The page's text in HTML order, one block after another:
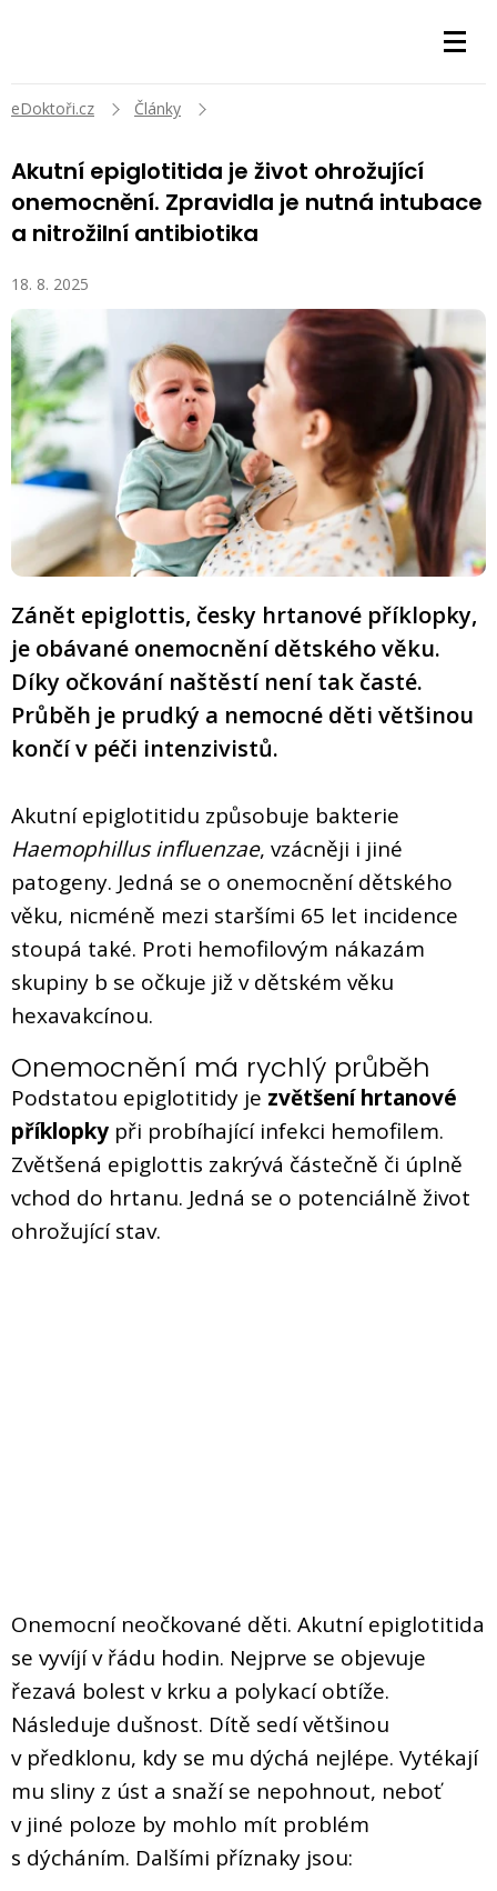
eDoktoři.cz Články
Akutní epiglotitida je život ohrožující
onemocnění. Zpravidla je nutná intubace
a nitrožilní antibiotika
18. 8. 2025
Zánět epiglottis, česky hrtanové příklopky,
je obávané onemocnění dětského věku.
Díky očkování naštěstí není tak časté.
Průběh je prudký a nemocné děti většinou
končí v péči intenzivistů.
Akutní epiglotitidu způsobuje bakterie
Haemophillus influenzae, vzácněji i jiné
patogeny. Jedná se o onemocnění dětského
věku, nicméně mezi staršími 65 let incidence
stoupá také. Proti hemofilovým nákazám
skupiny b se očkuje již v dětském věku
hexavakcínou.
Onemocnění má rychlý průběh
Podstatou epiglotitidy je zvětšení hrtanové
příklopky při probíhající infekci hemofilem.
Zvětšená epiglottis zakrývá částečně či úplně
vchod do hrtanu. Jedná se o potenciálně život
ohrožující stav.
Onemocní neočkované děti. Akutní epiglotitida
se vyvíjí v řádu hodin. Nejprve se objevuje
řezavá bolest v krku a polykací obtíže.
Následuje dušnost. Dítě sedí většinou
v předklonu, kdy se mu dýchá nejlépe. Vytékají
mu sliny z úst a snaží se nepohnout, neboť
v jiné poloze by mohlo mít problém
s dýcháním. Dalšími příznaky jsou: